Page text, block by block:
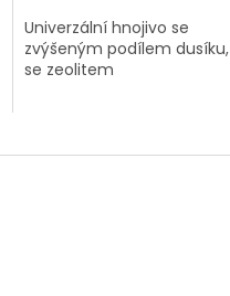
Univerzální hnojivo se
zvýšeným podílem dusíku,
se zeolitem